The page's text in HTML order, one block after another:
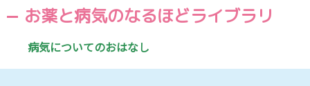
お薬と病気のなるほどライブラリ
視て！聴いて！知っとく健康動画
お薬と病気のなるほどライブラリ
病気についてのおはなし